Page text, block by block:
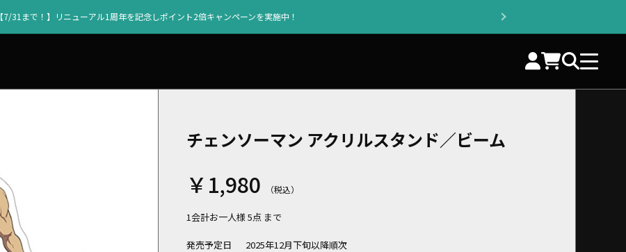
【7/31まで！】リニューアル1周年を記念しポイント2倍キャンペーンを実施中！
チェンソーマン アクリルスタンド／ビーム
￥1,980
1会計お一人様 5点 まで
発売予定日
2025年12月下旬以降順次